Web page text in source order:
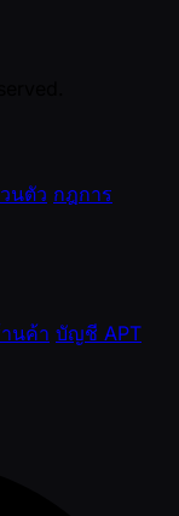
นตัว กฎการ
นค้า บัญชี APT